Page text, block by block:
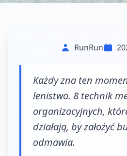
RunRun
Każdy zna ten
lenistwo. 8 technik
organizacyjnych,
działają, by założyć
odmawia.